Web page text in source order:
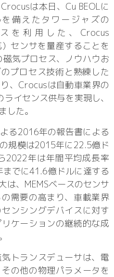
は本日、Cu BEOLに
備えたタワージャズの
を利用した、Crocus
センサを量産することを
気プロセス、ノウハウお
プロセス技術と熟練した
、Crocusは自動車業界の
イセンス供与を実現し、
した。
る2016年の報告書による
規模は2015年に22.5億ド
2022年は年間平均成長率
でに41.6億ドルに達する
は、MEMSベースのセンサ
需要の高まり、車載業界
ンシングデバイスに対す
ケーションの継続的な成
トランスデューサは、電
の他の物理パラメータを